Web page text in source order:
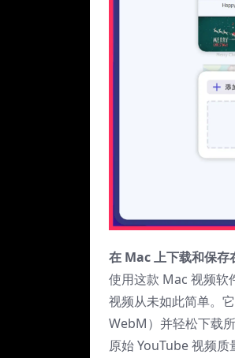
在 Mac 上下载和保存
使用这款 Mac 视频
视频从未如此简单。
WebM）并轻松下载
原始 YouTube 视频